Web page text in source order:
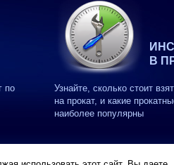
по
В
Узнайте, сколько стоит
на прокат, и какие
наиболее популярны